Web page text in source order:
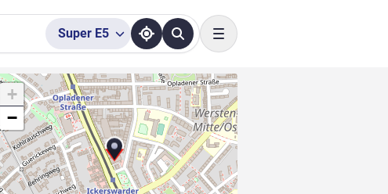
Super E5
Toggle navigation
+
−